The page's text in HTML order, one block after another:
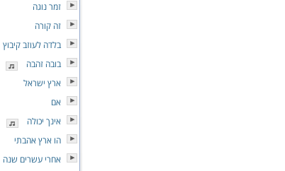
זמר נוגה
זה קורה
בלדה לעוזב קיבוץ
בובה זהבה
ארץ ישראל
אם
אינך יכולה
הו ארץ אהבתי
אחרי עשרים שנה